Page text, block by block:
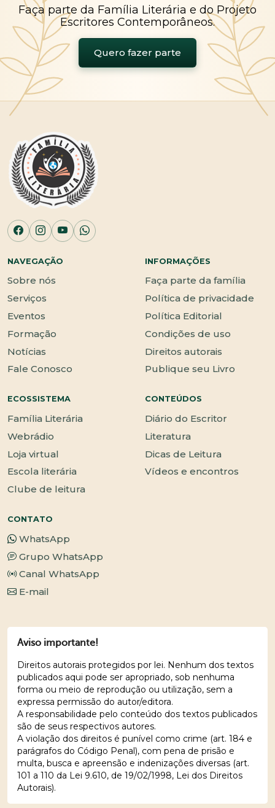
Faça parte da Família Literária e do Projeto
Escritores Contemporâneos.
Quero fazer parte
NAVEGAÇÃO
Sobre nós
Serviços
Eventos
Formação
Notícias
Fale Conosco
INFORMAÇÕES
Faça parte da família
Política de privacidade
Política Editorial
Condições de uso
Direitos autorais
Publique seu Livro
ECOSSISTEMA
Família Literária
Webrádio
Loja virtual
Escola literária
Clube de leitura
CONTEÚDOS
Diário do Escritor
Literatura
Dicas de Leitura
Vídeos e encontros
CONTATO
WhatsApp
Grupo WhatsApp
Canal WhatsApp
E-mail
Aviso importante!
Direitos autorais protegidos por lei. Nenhum dos textos
publicados aqui pode ser apropriado, sob nenhuma
forma ou meio de reprodução ou utilização, sem a
expressa permissão do autor/editora.
A responsabilidade pelo conteúdo dos textos publicados
são de seus respectivos autores.
A violação dos direitos é punível como crime (art. 184 e
parágrafos do Código Penal), com pena de prisão e
multa, busca e apreensão e indenizações diversas (art.
101 a 110 da Lei 9.610, de 19/02/1998, Lei dos Direitos
Autorais).